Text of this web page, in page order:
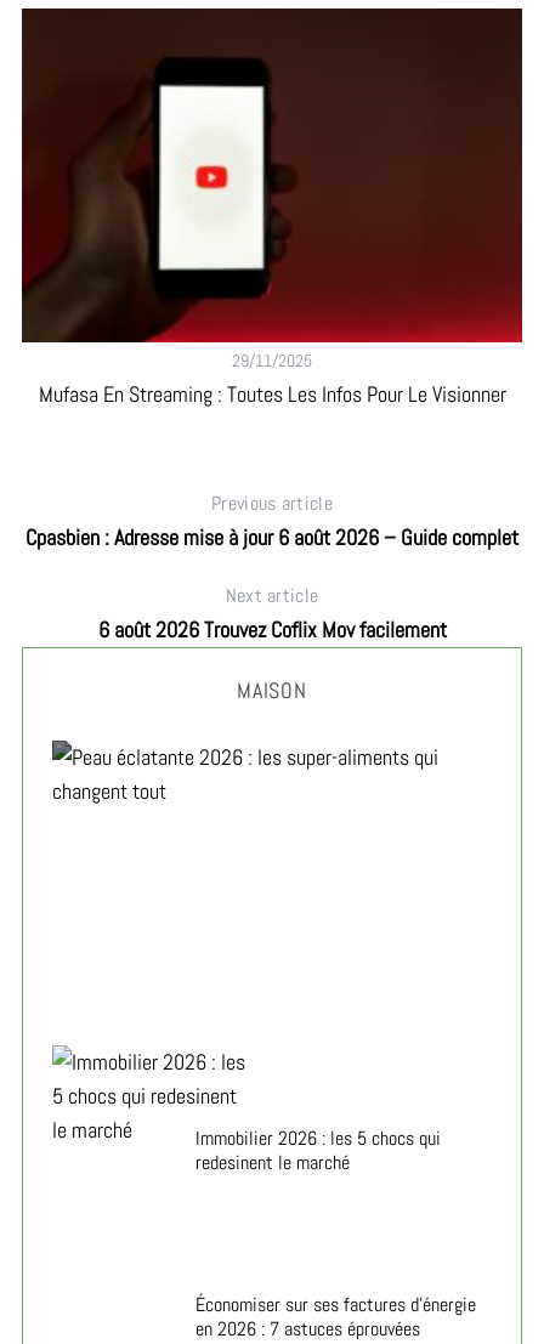
29/11/2025
Mufasa En Streaming : Toutes Les Infos Pour Le Visionner
Previous article
Cpasbien : Adresse mise à jour 6 août 2026 – Guide complet
Next article
6 août 2026 Trouvez Coflix Mov facilement
MAISON
Immobilier 2026 : les 5 chocs qui
redesinent le marché
Économiser sur ses factures d’énergie
en 2026 : 7 astuces éprouvées